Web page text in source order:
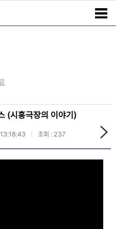
(시흥극장의 이야기)
조회 : 237